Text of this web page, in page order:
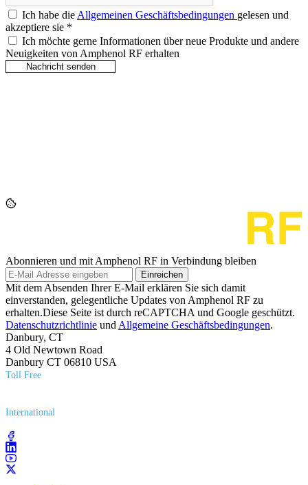
Ich habe dieAllgemeinen Geschäftsbedingungen gelesen und
akzeptiere sie *
Ich möchte gerne Informationen über neue Produkte und andere
Neuigkeiten von Amphenol RF erhalten
Abonnieren und mit Amphenol RF in Verbindung bleiben
Einreichen
Mit dem Absenden Ihrer E-Mail erklären Sie sich damit
einverstanden, gelegentliche Updates von Amphenol RF zu
erhalten.Diese Seite ist durch reCAPTCHA und Google geschützt.
Datenschutzrichtlinie und Allgemeine Geschäftsbedingungen.
Danbury, CT
4 Old Newtown Road
Danbury CT 06810 USA
Toll Free
International